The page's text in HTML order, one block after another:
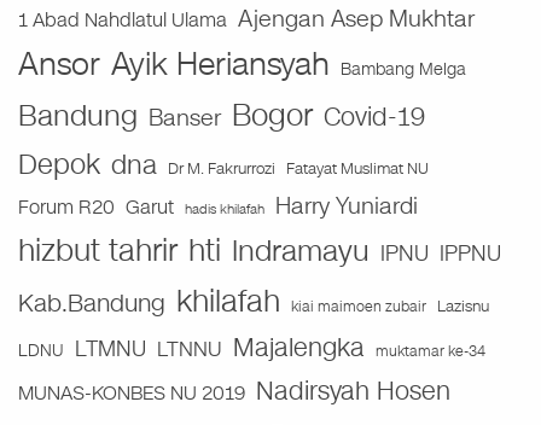
1 Abad Nahdlatul Ulama Ajengan Asep Mukhtar
Ansor Ayik Heriansyah Bambang Melga
Bandung Banser Bogor Covid-19
Depok dna Dr M. Fakrurrozi Fatayat Muslimat NU
Forum R20 Garut hadis khilafah Harry Yuniardi
hizbut tahrir hti Indramayu IPNU IPPNU
Kab.Bandung khilafah kiai maimoen zubair
Lazisnu
LDNU LTMNU LTNNU Majalengka muktamar ke-34
MUNAS-KONBES NU 2019 Nadirsyah Hosen